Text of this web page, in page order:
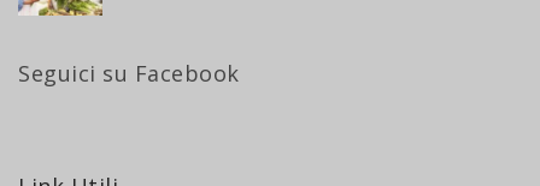
Seguici su Facebook